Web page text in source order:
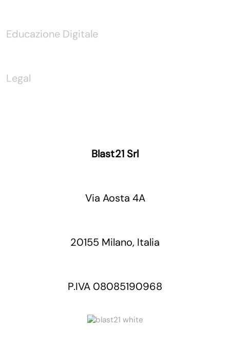
Educazione Digitale
Legal
Blast21 Srl
Via Aosta 4A
20155 Milano, Italia
P.IVA 08085190968